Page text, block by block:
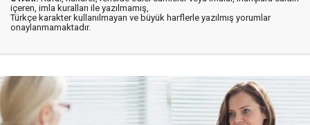
içeren, imla kuralları ile yazılmamış,
Türkçe karakter kullanılmayan ve büyük harflerle yazılmış yorumlar
onaylanmamaktadır.